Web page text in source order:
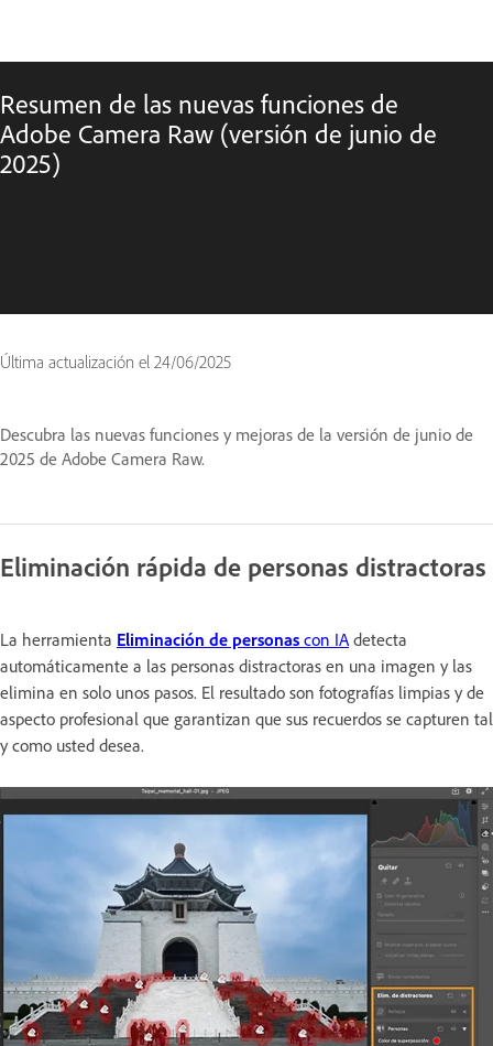
Resumen de las nuevas funciones de
Adobe Camera Raw (versión de junio de
2025)
Última actualización el 24/06/2025
Descubra las nuevas funciones y mejoras de la versión de junio de
2025 de Adobe Camera Raw.
Eliminación rápida de personas distractoras
La herramienta Eliminación de personas con IAdetecta
automáticamente a las personas distractoras en una imagen y las
elimina en solo unos pasos. El resultado son fotografías limpias y de
aspecto profesional que garantizan que sus recuerdos se capturen tal
y como usted desea.